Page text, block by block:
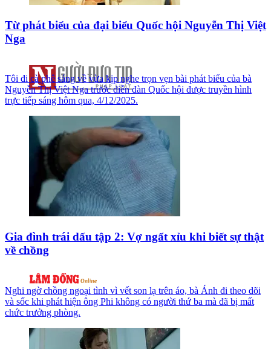
Từ phát biểu của đại biểu Quốc hội Nguyễn Thị Việt
Nga
Tôi đi cà phê sáng về vừa kịp nghe trọn vẹn bài phát biểu của bà
Nguyễn Thị Việt Nga trước diễn đàn Quốc hội được truyền hình
trực tiếp sáng hôm qua, 4/12/2025.
Gia đình trái dấu tập 2: Vợ ngất xỉu khi biết sự thật
về chồng
Nghi ngờ chồng ngoại tình vì vết son lạ trên áo, bà Ánh đi theo dõi
và sốc khi phát hiện ông Phi không có người thứ ba mà đã bị mất
chức trưởng phòng.